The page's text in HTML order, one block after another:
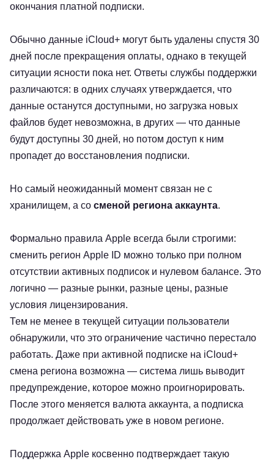
окончания платной подписки.
Обычно данные iCloud+ могут быть удалены спустя 30
дней после прекращения оплаты, однако в текущей
ситуации ясности пока нет. Ответы службы поддержки
различаются: в одних случаях утверждается, что
данные останутся доступными, но загрузка новых
файлов будет невозможна, в других — что данные
будут доступны 30 дней, но потом доступ к ним
пропадет до восстановления подписки.
Но самый неожиданный момент связан не с
хранилищем, а со сменой региона аккаунта.
Формально правила Apple всегда были строгими:
сменить регион Apple ID можно только при полном
отсутствии активных подписок и нулевом балансе. Это
логично — разные рынки, разные цены, разные
условия лицензирования.
Тем не менее в текущей ситуации пользователи
обнаружили, что это ограничение частично перестало
работать. Даже при активной подписке на iCloud+
смена региона возможна — система лишь выводит
предупреждение, которое можно проигнорировать.
После этого меняется валюта аккаунта, а подписка
продолжает действовать уже в новом регионе.
Поддержка Apple косвенно подтверждает такую